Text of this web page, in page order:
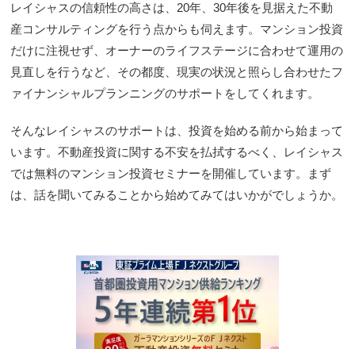
レイシャスの信頼性の高さは、20年、30年後を見据えた不動
産コンサルティングを行う点からも伺えます。マンション投資
だけに注視せず、オーナーのライフステージに合わせて運用の
見直しを行うなど、その都度、現実の状況と照らし合わせたフ
ァイナンシャルプランニングのサポートをしてくれます。
そんなレイシャスのサポートは、投資を始める前から始まって
います。不動産投資に関する不安を払拭するべく、レイシャス
では無料のマンション投資セミナーを開催しています。まず
は、話を聞いてみることから始めてみてはいかがでしょうか。